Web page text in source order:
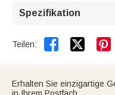
Spezifikation
Teilen:  
Erhalten Sie einzigartige